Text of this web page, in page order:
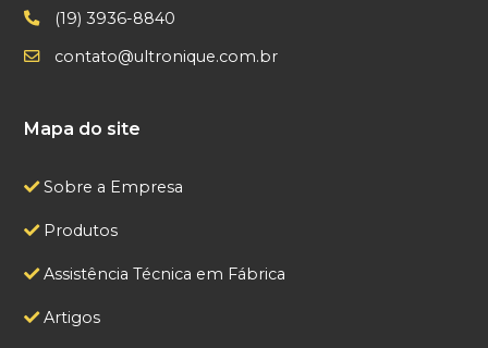
(19) 3936-8840
contato@ultronique.com.br
Mapa do site
Sobre a Empresa
Produtos
Assistência Técnica em Fábrica
Artigos